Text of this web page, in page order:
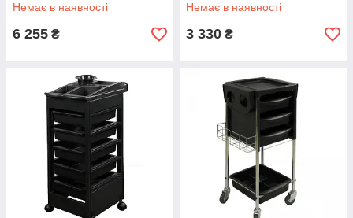
Немає в наявності
6 255 ₴
Немає в наявності
3 330 ₴